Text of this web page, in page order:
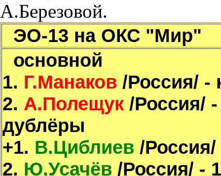
А.Березовой.
ЭО-13 на ОКС "Мир"
основной
1. Г.Манаков /Россия/ -
2. А.Полещук /Россия/
дублёры
+1. В.Циблиев /Россия/
2. Ю.Усачёв /Россия/ -